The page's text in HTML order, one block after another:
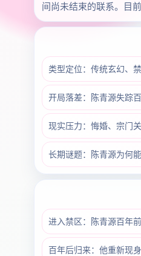
间尚未结束的联系。目前
类型定位：传统玄幻、
开局落差：陈青源失踪
现实压力：悔婚、宗门
长期谜题：陈青源为何
进入禁区：陈青源百年
百年后归来：他重新现